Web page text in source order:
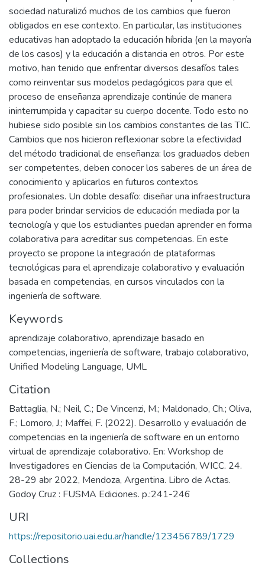
sociedad naturalizó muchos de los cambios que fueron
obligados en ese contexto. En particular, las instituciones
educativas han adoptado la educación híbrida (en la mayoría
de los casos) y la educación a distancia en otros. Por este
motivo, han tenido que enfrentar diversos desafíos tales
como reinventar sus modelos pedagógicos para que el
proceso de enseñanza aprendizaje continúe de manera
ininterrumpida y capacitar su cuerpo docente. Todo esto no
hubiese sido posible sin los cambios constantes de las TIC.
Cambios que nos hicieron reflexionar sobre la efectividad
del método tradicional de enseñanza: los graduados deben
ser competentes, deben conocer los saberes de un área de
conocimiento y aplicarlos en futuros contextos
profesionales. Un doble desafío: diseñar una infraestructura
para poder brindar servicios de educación mediada por la
tecnología y que los estudiantes puedan aprender en forma
colaborativa para acreditar sus competencias. En este
proyecto se propone la integración de plataformas
tecnológicas para el aprendizaje colaborativo y evaluación
basada en competencias, en cursos vinculados con la
ingeniería de software.
Keywords
aprendizaje colaborativo, aprendizaje basado en
competencias, ingeniería de software, trabajo colaborativo,
Unified Modeling Language, UML
Citation
Battaglia, N.; Neil, C.; De Vincenzi, M.; Maldonado, Ch.; Oliva,
F.; Lomoro, J.; Maffei, F. (2022). Desarrollo y evaluación de
competencias en la ingeniería de software en un entorno
virtual de aprendizaje colaborativo. En: Workshop de
Investigadores en Ciencias de la Computación, WICC. 24.
28-29 abr 2022, Mendoza, Argentina. Libro de Actas.
Godoy Cruz : FUSMA Ediciones. p.:241-246
URI
https://repositorio.uai.edu.ar/handle/123456789/1729
Collections